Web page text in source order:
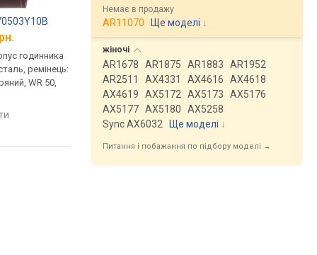
годинника
ремінець:
WR 50,
Timberland TBL.14816JLB/02
кварцові, корпус годинника
нержавіюча сталь, світовий
час, ремінець: ремінець
шкіряний, WR 50, США
порівняти
нержавіюча сталь,
ремінець шкіряний,
Австрія
Немає в продажу
AR11070 Ще моделі ↓
жіночі
AR1678 AR1875 AR1883
AR1952
AR2511
AX4331 AX4616
AX4618
AX4619
AX5172 AX5173
AX5176
AX5177 AX5180
AX5258
Sync AX6032
Ще моделі ↓
Питання і побажання по підбору моделі →